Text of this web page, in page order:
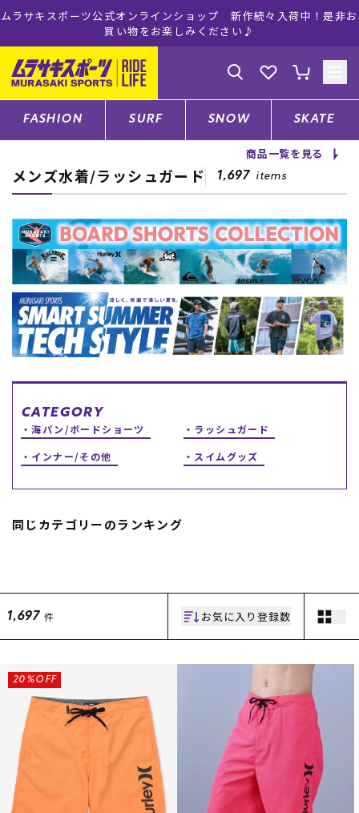
ムラサキスポーツ公式オンラインショップ 新作続々入荷中！是非お
買い物をお楽しみください♪
ゲスト様
ログイン 会員登録
店舗一覧
CATEGORY
ファッションTOP
サーフTOP
スノーTOP
スケートTOP
覧
中古/アウトレット サー
フ
ギフトラッピング
下取り保証について
よくある質問
お問い合わせ
FASHION SURF SNOW SKATE
商品一覧を見る
メンズ水着/ラッシュガード 1,697 items
CATEGORY
海パン/ボードショーツ
ラッシュガード
インナー/その他
スイムグッズ
同じカテゴリーのランキング
1,697 件 お気に入り登録数
20%OFF